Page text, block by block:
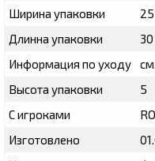
Ширина упаковки
25
Длинна упаковки
30
Информация по уходу
Высота упаковки
5
С игроками
Изготовлено